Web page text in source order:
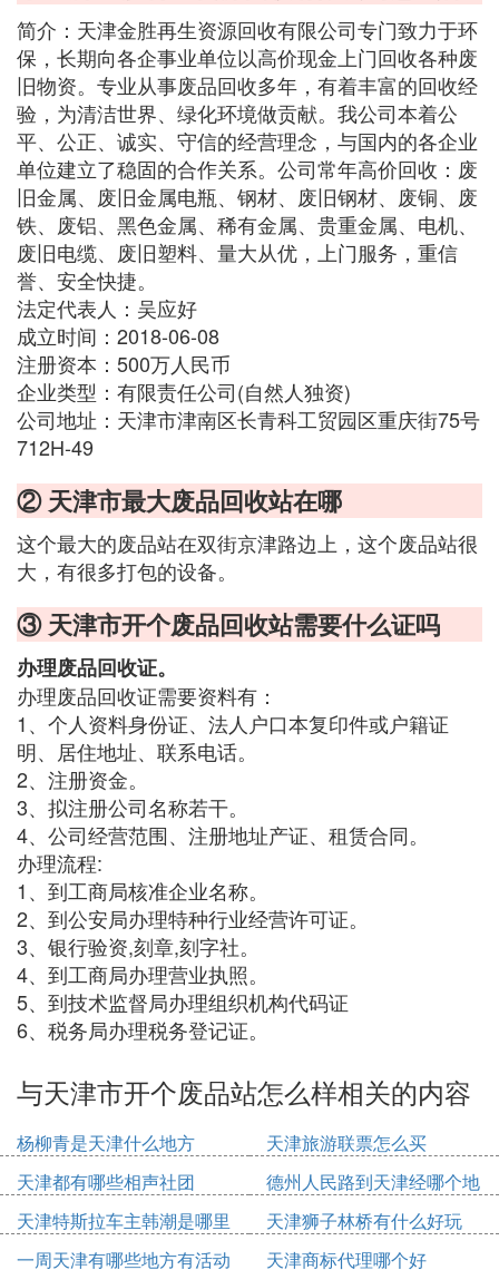
简介：天津金胜再生资源回收有限公司专门致力于环
保，长期向各企事业单位以高价现金上门回收各种废
旧物资。专业从事废品回收多年，有着丰富的回收经
验，为清洁世界、绿化环境做贡献。我公司本着公
平、公正、诚实、守信的经营理念，与国内的各企业
单位建立了稳固的合作关系。公司常年高价回收：废
旧金属、废旧金属电瓶、钢材、废旧钢材、废铜、废
铁、废铝、黑色金属、稀有金属、贵重金属、电机、
废旧电缆、废旧塑料、量大从优，上门服务，重信
誉、安全快捷。
法定代表人：吴应好
成立时间：2018-06-08
注册资本：500万人民币
企业类型：有限责任公司(自然人独资)
公司地址：天津市津南区长青科工贸园区重庆街75号
712H-49
② 天津市最大废品回收站在哪
这个最大的废品站在双街京津路边上，这个废品站很
大，有很多打包的设备。
③ 天津市开个废品回收站需要什么证吗
办理废品回收证。
办理废品回收证需要资料有：
1、个人资料身份证、法人户口本复印件或户籍证
明、居住地址、联系电话。
2、注册资金。
3、拟注册公司名称若干。
4、公司经营范围、注册地址产证、租赁合同。
办理流程:
1、到工商局核准企业名称。
2、到公安局办理特种行业经营许可证。
3、银行验资,刻章,刻字社。
4、到工商局办理营业执照。
5、到技术监督局办理组织机构代码证
6、税务局办理税务登记证。
与天津市开个废品站怎么样相关的内容
杨柳青是天津什么地方
天津旅游联票怎么买
天津都有哪些相声社团
德州人民路到天津经哪个地
方
天津特斯拉车主韩潮是哪里
天津狮子林桥有什么好玩
一周天津有哪些地方有活动
天津商标代理哪个好